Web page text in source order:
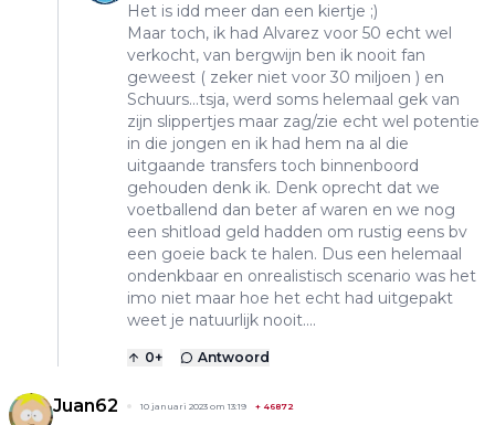
Het is idd meer dan een kiertje ;)
Maar toch, ik had Alvarez voor 50 echt wel
verkocht, van bergwijn ben ik nooit fan
geweest ( zeker niet voor 30 miljoen ) en
Schuurs...tsja, werd soms helemaal gek van
zijn slippertjes maar zag/zie echt wel potentie
in die jongen en ik had hem na al die
uitgaande transfers toch binnenboord
gehouden denk ik. Denk oprecht dat we
voetballend dan beter af waren en we nog
een shitload geld hadden om rustig eens bv
een goeie back te halen. Dus een helemaal
ondenkbaar en onrealistisch scenario was het
imo niet maar hoe het echt had uitgepakt
weet je natuurlijk nooit....
0+ Antwoord
Juan62 10 januari 2023 om 13:19 + 46872